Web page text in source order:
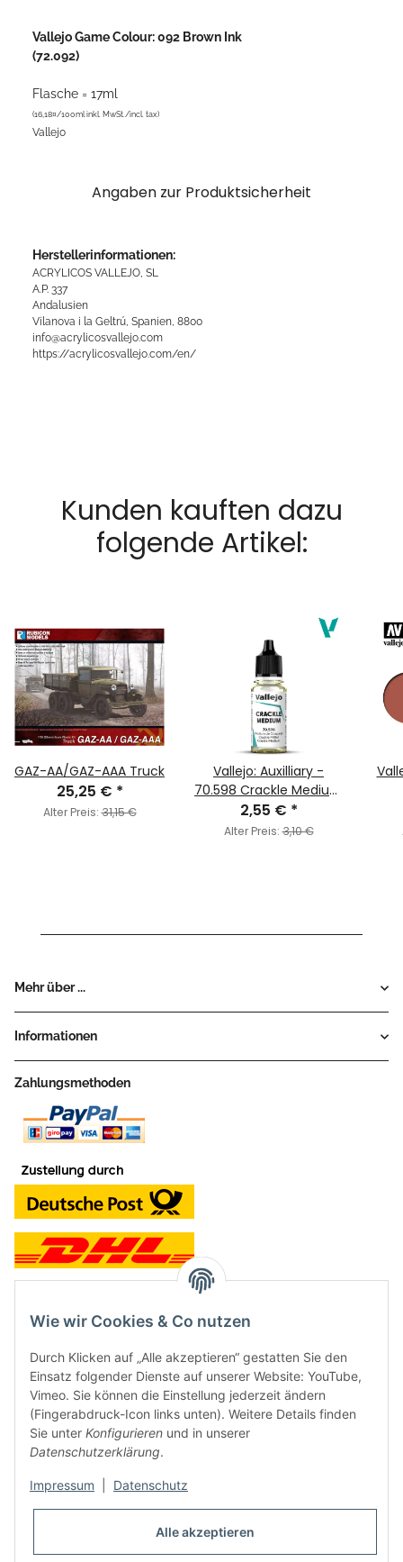
Vallejo Game Colour: 092 Brown Ink
(72.092)
Flasche = 17ml
(16,18¤/100ml inkl. MwSt./incl. tax)
Vallejo
Angaben zur Produktsicherheit
Herstellerinformationen:
ACRYLICOS VALLEJO, SL
A.P. 337
Andalusien
Vilanova i la Geltrú, Spanien, 8800
info@acrylicosvallejo.com
https://acrylicosvallejo.com/en/
Kunden kauften dazu
folgende Artikel:
GAZ-AA/GAZ-AAA Truck
25,25 € *
Alter Preis:31,15 €
Vallejo: Auxilliary -
70.598 Crackle Medium
(MC198)
2,55 € *
Alter Preis:3,10 €
Mehr über ...
Informationen
Zahlungsmethoden
Neben dem Onlineshop haben wir ein Ladengeschäft in Hütten:
Frontline Games
Färbereiweg 3A
24358 Hütten
Oder mit Terminvereinbarung
Wie wir Cookies & Co nutzen
Durch Klicken auf „Alle akzeptieren“ gestatten Sie den
Einsatz folgender Dienste auf unserer Website: YouTube,
Vimeo. Sie können die Einstellung jederzeit ändern
(Fingerabdruck-Icon links unten). Weitere Details finden
Sie unter Konfigurieren und in unserer
Datenschutzerklärung.
Impressum Datenschutz
Alle akzeptieren